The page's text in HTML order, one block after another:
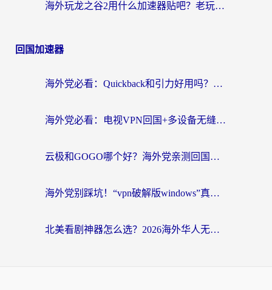
海外玩龙之谷2用什么加速器贴吧？老玩家实测推荐，附新加坡猎魂觉醒国外剑与远征加速攻略
回国加速器
海外党必看：Quickback和引力好用吗？3分钟搞懂回国加速器怎么选
海外党必看：电视VPN回国+多设备无缝访问国内资源的实用指南
云极和GOGO哪个好？海外党亲测回国加速器选择指南（附iOS免费&Windows VPN实用技巧）
海外党别踩坑！“vpn破解版windows”真的能用？教你选对回国加速器无缝刷国内资源
北美看剧神器怎么选？2026海外华人无缝访问国内资源全攻略